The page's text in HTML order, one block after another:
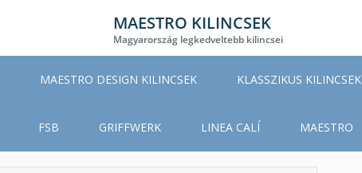
MAESTRO KILINCSEK
Magyarország legkedveltebb kilincsei
MAESTRO DESIGN KILINCSEK KLASSZIKUS KILINCSEK
FSB GRIFFWERK LINEA CALÍ MAESTRO